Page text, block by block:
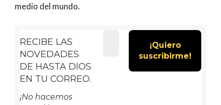
medio del mundo.
RECIBE LAS
NOVEDADES
DE HASTA DIOS
EN TU CORREO.
¡No hacemos